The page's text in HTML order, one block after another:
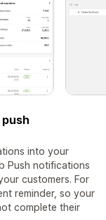
into your
Push notifications
customers. For
reminder, so your
complete their